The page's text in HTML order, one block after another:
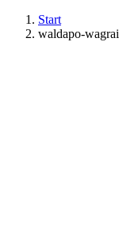
Start
waldapo-